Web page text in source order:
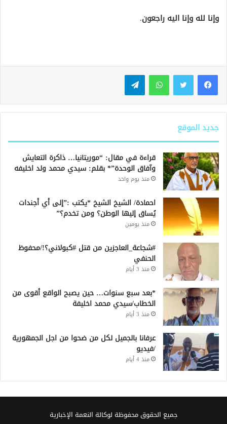
وإنا لله وإنا اليه راجعون.
واتساب تيلقرام
جديد الموقع
قراءة في مقال: “موريتانيا… ذاكرة التعايش
وآفاق الوحدة”* بقلم: سيدي محمد ولد اخليفه
منذ يوم واحد
احمادة/ الشيخ الشيخ *يكتب :”إلى أي أجندات
يُساق إليها الوطن؟ ومن تخدم؟”
منذ يومين
#شجاعة_العاجزين من قتل #كبولاني؟!/محفوظ
الحنفي
منذ 3 أيام
*بعد سبع سنوات… حين يصبح الواقع أقوى من
الخطاب/سيدي محمد اخليفة
منذ 3 أيام
عرفانا بالجميل لكل من ضحوا من اجل الجمهورية
/فيديو
منذ 4 أيام
جميع الحقوق محفوظة لوكالة النعمة الإخبارية